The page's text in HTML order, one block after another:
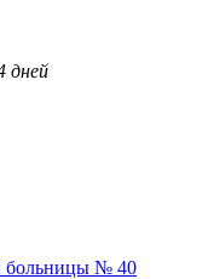
дней
больницы № 40